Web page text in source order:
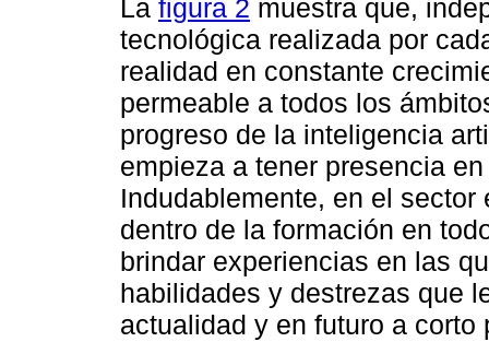
La figura 2 muestra que,
tecnológica realizada por
realidad en constante
permeable a todos los
progreso de la inteligencia
empieza a tener presencia
Indudablemente, en el
dentro de la formación en
brindar experiencias en las
habilidades y destrezas que
actualidad y en futuro a